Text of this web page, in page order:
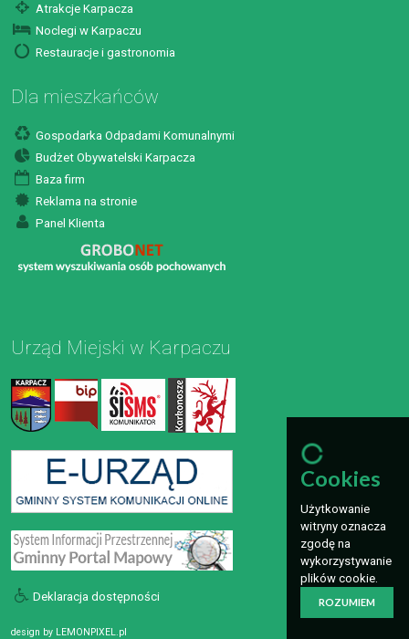
Atrakcje Karpacza
Noclegi w Karpaczu
Restauracje i gastronomia
Dla mieszkańców
Gospodarka Odpadami Komunalnymi
Budżet Obywatelski Karpacza
Baza firm
Reklama na stronie
Panel Klienta
Urząd Miejski w Karpaczu
Deklaracja dostępności
design by LEMONPIXEL.pl
Cookies
Użytkowanie
witryny oznacza
zgodę na
wykorzystywanie
plików cookie.
ROZUMIEM